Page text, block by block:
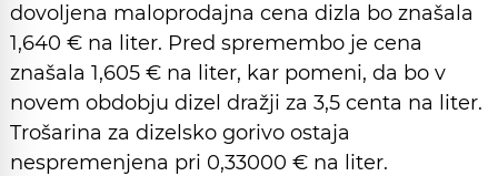
dovoljena maloprodajna cena dizla bo znašala
1,640 € na liter. Pred spremembo je cena
znašala 1,605 € na liter, kar pomeni, da bo v
novem obdobju dizel dražji za 3,5 centa na liter.
Trošarina za dizelsko gorivo ostaja
nespremenjena pri 0,33000 € na liter.